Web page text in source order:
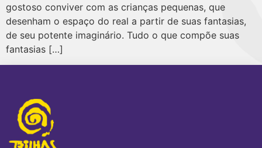
gostoso conviver com as crianças pequenas, que
desenham o espaço do real a partir de suas fantasias,
de seu potente imaginário. Tudo o que compõe suas
fantasias […]